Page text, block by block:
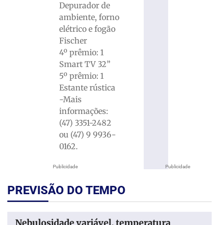
Publicidade
Depurador de
ambiente, forno
elétrico e fogão
Fischer
4º prêmio: 1
Smart TV 32”
5º prêmio: 1
Estante rústica
-Mais
informações:
(47) 3351-2482
ou (47) 9 9936-
0162.
Publicidade
PREVISÃO DO TEMPO
Nebulosidade variável, temperatura